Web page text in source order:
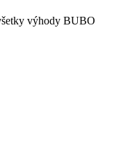
výhody BUBO